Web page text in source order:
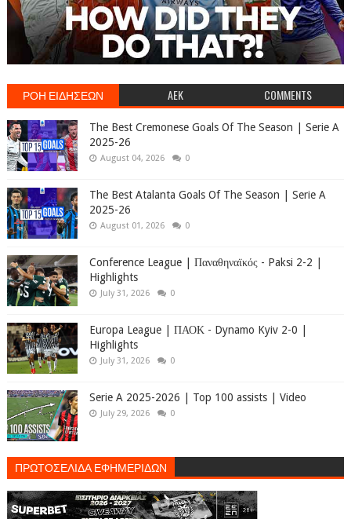
ΡΟΗ ΕΙΔΗΣΕΩΝ AEK COMMENTS
The Best Cremonese Goals Of The Season | Serie A
2025-26
August 04, 2026 0
The Best Atalanta Goals Of The Season | Serie A
2025-26
August 01, 2026 0
Conference League | Παναθηναϊκός - Paksi 2-2 |
Highlights
July 31, 2026 0
Europa League | ΠΑΟΚ - Dynamo Kyiv 2-0 |
Highlights
July 31, 2026 0
Serie A 2025-2026 | Top 100 assists | Video
July 29, 2026 0
ΠΡΩΤΟΣΕΛΙΔΑ ΕΦΗΜΕΡΙΔΩΝ